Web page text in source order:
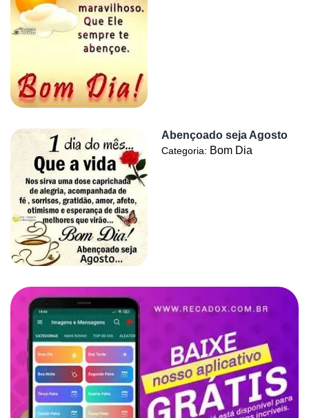
Abençoado seja Agosto
Categoria: Bom Dia